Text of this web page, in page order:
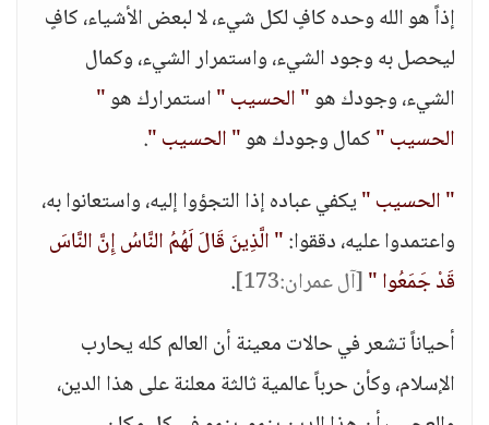
إذاً هو الله وحده كافٍ لكل شيء، لا لبعض الأشياء، كافٍ
ليحصل به وجود الشيء، واستمرار الشيء، وكمال
الشيء، وجودك هو" الحسيب "استمرارك هو"
الحسيب "كمال وجودك هو" الحسيب ".
" الحسيب "يكفي عباده إذا التجؤوا إليه، واستعانوا به،
واعتمدوا عليه، دققوا:" الَّذِينَ قَالَ لَهُمُ النَّاسُ إِنَّ النَّاسَ
قَدْ جَمَعُوا "[آل عمران:173]
.
أحياناً تشعر في حالات معينة أن العالم كله يحارب
الإسلام، وكأن حرباً عالمية ثالثة معلنة على هذا الدين،